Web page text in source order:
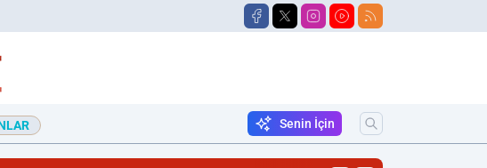
Senin İçin